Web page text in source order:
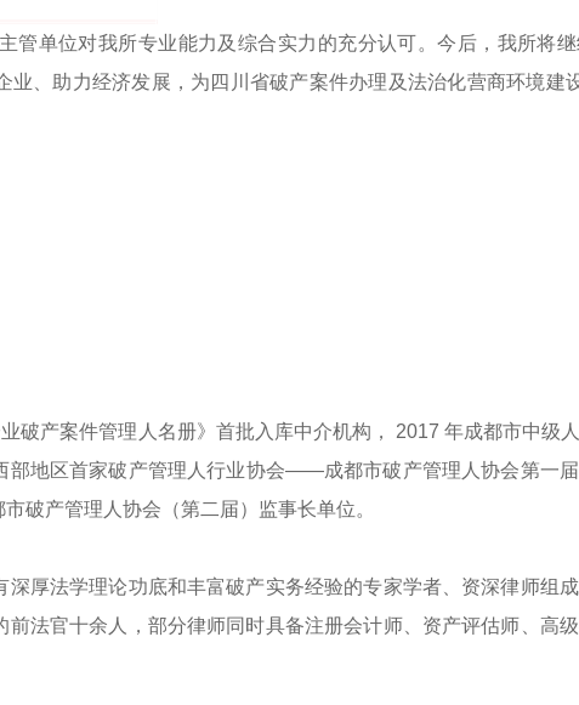
管单位对我所专业能力及综合实力的充分认可。今后，我所将
、助力经济发展，为四川省破产案件办理及法治化营商环境建
破产案件管理人名册》首批入库中介机构， 2017 年成都市中级
部地区首家破产管理人行业协会——成都市破产管理人协会第一
破产管理人协会（第二届）监事长单位。
厚法学理论功底和丰富破产实务经验的专家学者、资深律师组
法官十余人，部分律师同时具备注册会计师、资产评估师、高